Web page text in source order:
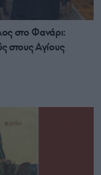
στο Φανάρι:
στους Αγίους